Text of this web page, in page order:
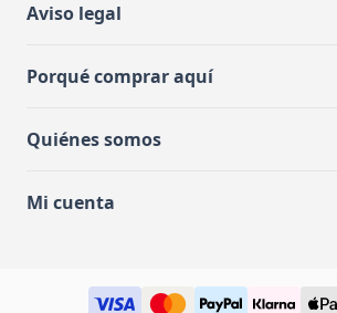
Aviso legal
Porqué comprar aquí
Quiénes somos
Mi cuenta